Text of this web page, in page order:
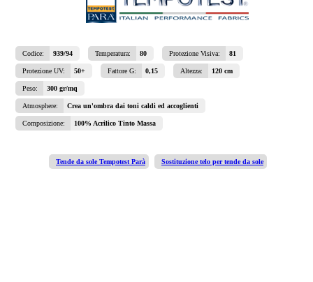
Codice: 939/94 Temperatura: 80 Protezione Visiva: 81
Protezione UV: 50+ Fattore G: 0,15 Altezza: 120 cm
Peso: 300 gr/mq
Atmosphere: Crea un'ombra dai toni caldi ed accoglienti
Composizione: 100% Acrilico Tinto Massa
Tende da sole Tempotest Parà Sostituzione telo per tende da sole